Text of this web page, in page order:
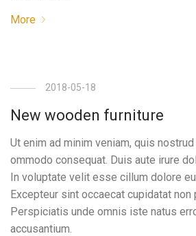
More
2018-05-18
New wooden furniture
Ut enim ad minim veniam, quis
ommodo consequat. Duis aute irure
In voluptate velit esse cillum dolore
Excepteur sint occaecat cupidatat non
Perspiciatis unde omnis iste natus
accusantium.